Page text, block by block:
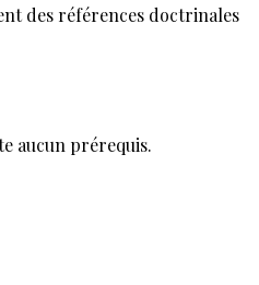
des références doctrinales
aucun prérequis.